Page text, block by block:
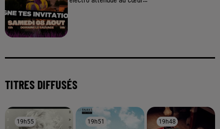
TITRES DIFFUSÉS
19h55
19h55 19h51
19h51 19h48
19h48